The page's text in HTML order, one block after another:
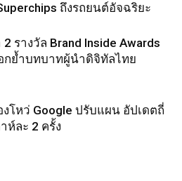
ถึงรถยนต์อัจฉริยะ
2 รางวัล Brand Inside Awards
กย้ำบทบาทผู้นำดิจิทัลไทย
โหว่ Google ปรับแผน อัปเดตถี่
ห์ละ 2 ครั้ง